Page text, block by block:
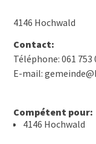
4146 Hochwald
Contact:
Téléphone: 061 753
E-mail:
Compétent pour:
4146 Hochwald